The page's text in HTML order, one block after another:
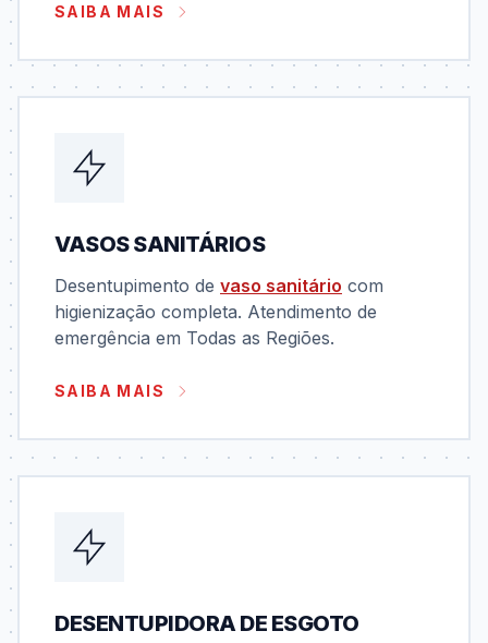
SAIBA MAIS
VASOS SANITÁRIOS
Desentupimento de vaso sanitário com
higienização completa. Atendimento de
emergência em Todas as Regiões.
SAIBA MAIS
DESENTUPIDORA DE ESGOTO